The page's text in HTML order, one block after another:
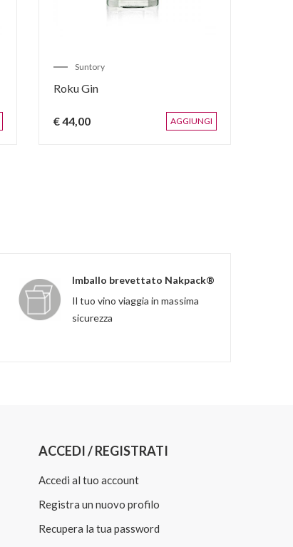
AGGIUNGI
Suntory
Roku Gin
€ 44,00
Imballo brevettato Nakpack®
Il tuo vino viaggia in massima
sicurezza
ACCEDI / REGISTRATI
Accedi al tuo account
Registra un nuovo profilo
Recupera la tua password